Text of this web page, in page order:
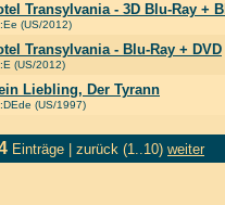
Transylvania - 3D Blu-Ray +
(US/2012)
Transylvania - Blu-Ray + DVD
(US/2012)
Liebling, Der Tyrann
(US/1997)
Einträge | zurück (1..10) weiter